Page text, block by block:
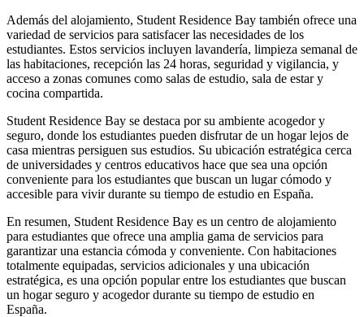
Además del alojamiento, Student Residence Bay también ofrece una
variedad de servicios para satisfacer las necesidades de los
estudiantes. Estos servicios incluyen lavandería, limpieza semanal de
las habitaciones, recepción las 24 horas, seguridad y vigilancia, y
acceso a zonas comunes como salas de estudio, sala de estar y
cocina compartida.
Student Residence Bay se destaca por su ambiente acogedor y
seguro, donde los estudiantes pueden disfrutar de un hogar lejos de
casa mientras persiguen sus estudios. Su ubicación estratégica cerca
de universidades y centros educativos hace que sea una opción
conveniente para los estudiantes que buscan un lugar cómodo y
accesible para vivir durante su tiempo de estudio en España.
En resumen, Student Residence Bay es un centro de alojamiento
para estudiantes que ofrece una amplia gama de servicios para
garantizar una estancia cómoda y conveniente. Con habitaciones
totalmente equipadas, servicios adicionales y una ubicación
estratégica, es una opción popular entre los estudiantes que buscan
un hogar seguro y acogedor durante su tiempo de estudio en
España.